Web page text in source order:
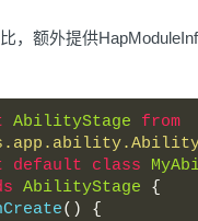
，额外提供
AbilityStage
from
default class
AbilityStage
{
onCreate
()
{